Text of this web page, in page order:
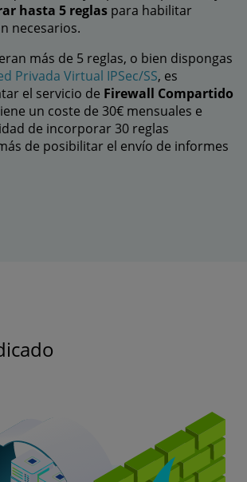
hasta 5 reglas para habilitar
necesarios.
más de 5 reglas, o bien dispongas
Privada Virtual IPSec/SS, es
el servicio de Firewall Compartido
un coste de 30€ mensuales e
de incorporar 30 reglas
de posibilitar el envío de informes